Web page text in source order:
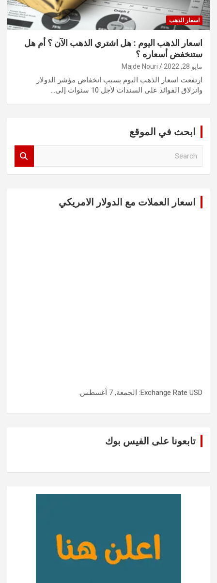
اسعار الذهب
اسعار الذهب اليوم : هل اشتري الذهب الآن ؟ أم هل
ستنخفض أسعاره ؟
مايو 28, 2022 Majde Nouri
ارتفعت اسعار الذهب اليوم بسبب انخفاض مؤشر الدولار
وانزلاق الفوائد على السندات لأجل 10 سنوات إلى…
ابحث في الموقع
اسعار العملات مع الدولار الامريكي
Exchange Rate USD : الجمعة, 7 أغسطس.
تابعونا على الفيس بوك